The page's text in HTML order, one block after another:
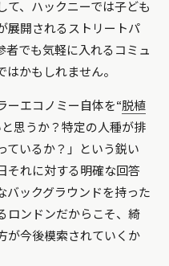
て、ハックニーでは子ども
展開されるストリートパ
者でも気軽に入れるコミュ
かもしれません。
ーエコノミー自体を“脱植
思うか？特定の人種が排
ているか？」という鋭い
それに対する明確な回答
バックグラウンドを持った
ロンドンだからこそ、綺
が今後模索されていくか